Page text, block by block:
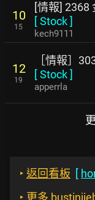
10
15
[情報] 2368
[Stock]
kech9111
12
19
［情報］
[Stock]
apperrla
‣ 返回看板 [
‣ 更多